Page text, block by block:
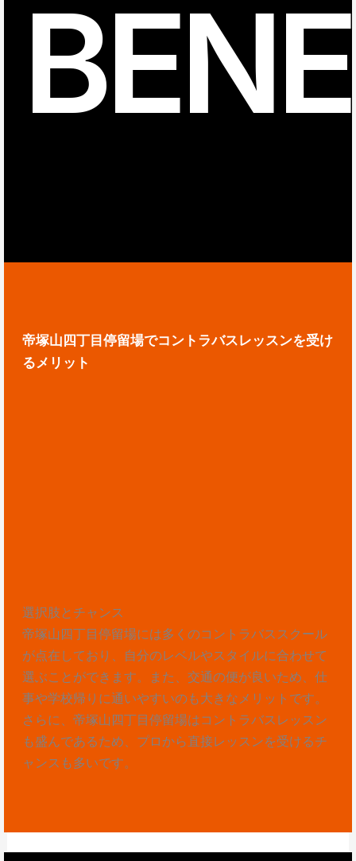
帝塚山四丁目停留場でコントラバスレッスンを受け
るメリット
選択肢とチャンス
帝塚山四丁目停留場には多くのコントラバススクール
が点在しており、自分のレベルやスタイルに合わせて
選ぶことができます。また、交通の便が良いため、仕
事や学校帰りに通いやすいのも大きなメリットです。
さらに、帝塚山四丁目停留場はコントラバスレッスン
も盛んであるため、プロから直接レッスンを受けるチ
ャンスも多いです。